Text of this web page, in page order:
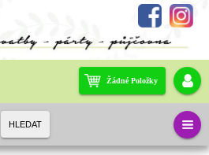
Žádné Položky
HLEDAT